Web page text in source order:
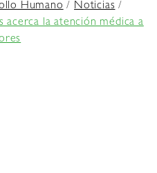
Humano/Noticias/
acerca la atención médica a